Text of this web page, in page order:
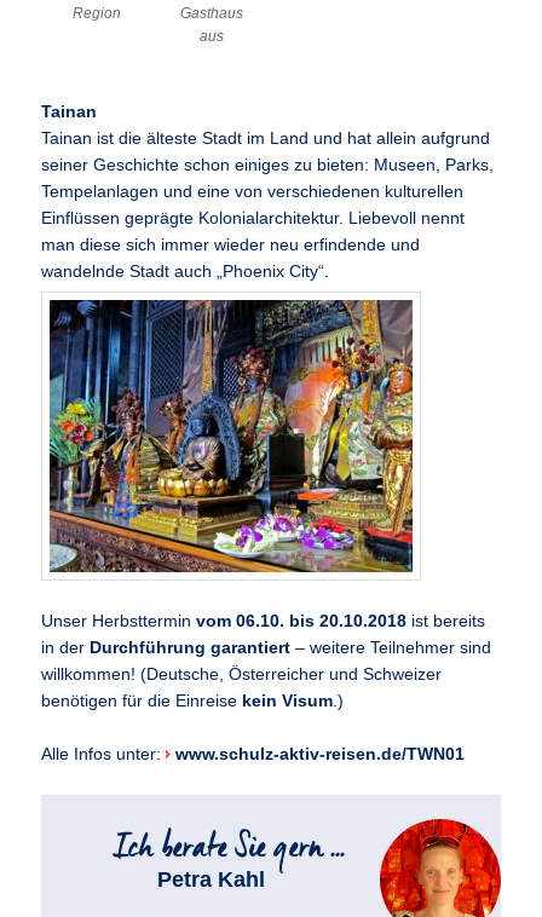
Region
Gasthaus
aus
Tainan
Tainan ist die älteste Stadt im Land und hat allein aufgrund
seiner Geschichte schon einiges zu bieten: Museen, Parks,
Tempelanlagen und eine von verschiedenen kulturellen
Einflüssen geprägte Kolonialarchitektur. Liebevoll nennt
man diese sich immer wieder neu erfindende und
wandelnde Stadt auch „Phoenix City“.
Unser Herbstterminvom 06.10. bis 20.10.2018 ist bereits
in der Durchführung garantiert – weitere Teilnehmer sind
willkommen! (Deutsche, Österreicher und Schweizer
benötigen für die Einreise kein Visum .)
Alle Infos unter: www.schulz-aktiv-reisen.de/TWN01
Petra Kahl